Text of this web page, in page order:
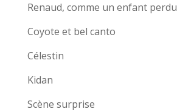
Renaud, comme un enfant perdu
Coyote et bel canto
Célestin
Kidan
Scène surprise